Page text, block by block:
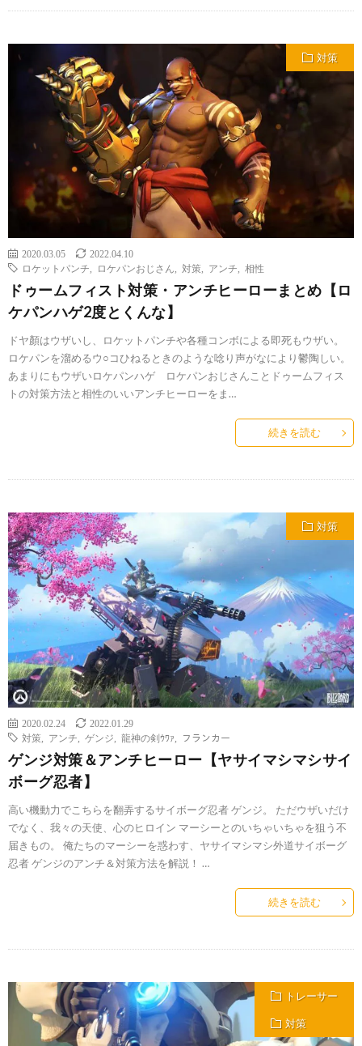
対策
2020.03.05
2022.04.10
ロケットパンチ
ロケパンおじさん 対策 アンチ 相性
ドゥームフィスト対策・アンチヒーローまとめ【ロ
ケパンハゲ2度とくんな】
ドヤ顏はウザいし、ロケットパンチや各種コンボによる即死もウザい。
ロケパンを溜めるウ○コひねるときのような唸り声がなにより鬱陶しい。
あまりにもウザいロケパンハゲ ロケパンおじさんことドゥームフィス
トの対策方法と相性のいいアンチヒーローをま…
続きを読む
対策
2020.02.24
2022.01.29
対策
アンチ ゲンジ 龍神の剣ｳﾜｧ フランカー
ゲンジ対策＆アンチヒーロー【ヤサイマシマシサイ
ボーグ忍者】
高い機動力でこちらを翻弄するサイボーグ忍者 ゲンジ。 ただウザいだけ
でなく、我々の天使、心のヒロイン マーシーとのいちゃいちゃを狙う不
届きもの。 俺たちのマーシーを惑わす、ヤサイマシマシ外道サイボーグ
忍者 ゲンジのアンチ＆対策方法を解説！ …
続きを読む
トレーサー
対策